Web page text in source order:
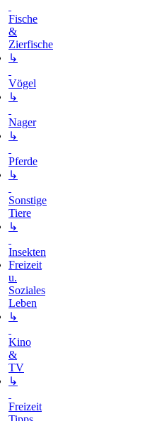
Fische
&
Zierfische
↳
Vögel
↳
Nager
↳
Pferde
↳
Sonstige
Tiere
↳
Insekten
Freizeit
u.
Soziales
Leben
↳
Kino
&
TV
↳
Freizeit